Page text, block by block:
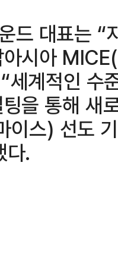
드 대표는 “
시아
세계적인 수
을 통해 새
이스) 선도
다.